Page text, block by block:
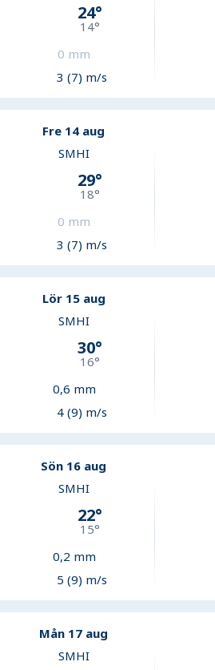
24°
14°
0 mm
3 (7) m/s
Fre 14 aug
SMHI
29°
18°
0 mm
3 (7) m/s
Lör 15 aug
SMHI
30°
16°
0,6 mm
4 (9) m/s
Sön 16 aug
SMHI
22°
15°
0,2 mm
5 (9) m/s
Mån 17 aug
SMHI